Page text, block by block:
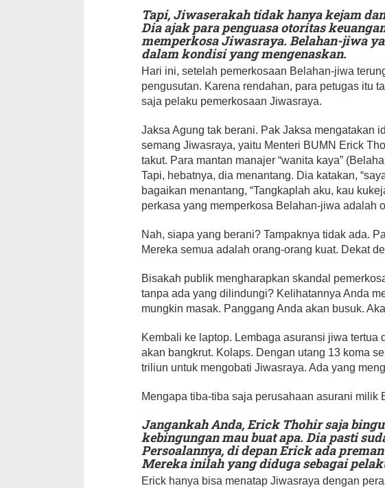
Tapi, Jiwaserakah tidak hanya kejam
Dia ajak para penguasa otoritas
memperkosa Jiwasraya. Belahan-jiwa
dalam kondisi yang mengenaskan.
Hari ini, setelah pemerkosaan Belahan-jiwa
pengusutan. Karena rendahan, para petugas itu
saja pelaku pemerkosaan Jiwasraya.
Jaksa Agung tak berani. Pak Jaksa mengatakan
semang Jiwasraya, yaitu Menteri BUMN Erick
takut. Para mantan manajer “wanita kaya”
Tapi, hebatnya, dia menantang. Dia katakan,
bagaikan menantang, “Tangkaplah aku, kau
perkasa yang memperkosa Belahan-jiwa adalah
Nah, siapa yang berani? Tampaknya tidak ada.
Mereka semua adalah orang-orang kuat. Dekat
Bisakah publik mengharapkan skandal
tanpa ada yang dilindungi? Kelihatannya Anda
mungkin masak. Panggang Anda akan busuk.
Kembali ke laptop. Lembaga asuransi jiwa
akan bangkrut. Kolaps. Dengan utang 13 koma
triliun untuk mengobati Jiwasraya. Ada yang
Mengapa tiba-tiba saja perusahaan asurani milik
Jangankah Anda, Erick Thohir saja
kebingungan mau buat apa. Dia pasti
Persoalannya, di depan Erick ada
Mereka inilah yang diduga sebagai
Erick hanya bisa menatap Jiwasraya dengan